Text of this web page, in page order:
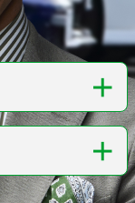
＋
＋